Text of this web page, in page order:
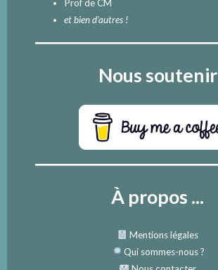
Prof de CM
et bien d'autres !
Nous soutenir
À propos ...
Mentions légales
Qui sommes-nous?